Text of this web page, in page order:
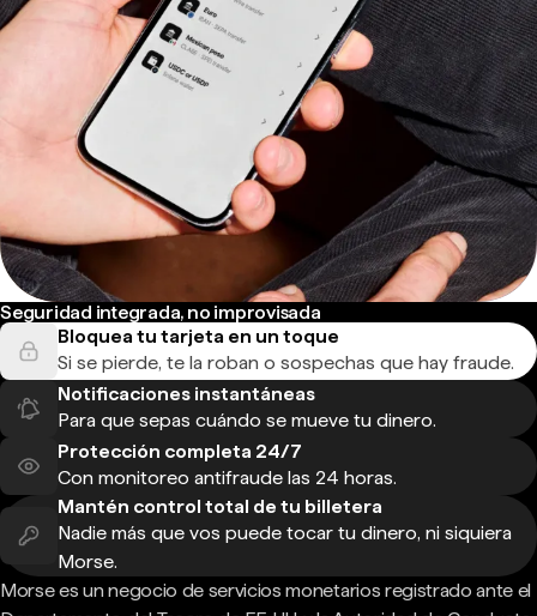
Seguridad integrada, no improvisada
Bloquea tu tarjeta en un toque
Si se pierde, te la roban o sospechas que hay fraude.
Notificaciones instantáneas
Para que sepas cuándo se mueve tu dinero.
Protección completa 24/7
Con monitoreo antifraude las 24 horas.
Mantén control total de tu billetera
Nadie más que vos puede tocar tu dinero, ni siquiera
Morse.
Morse es un negocio de servicios monetarios registrado ante el